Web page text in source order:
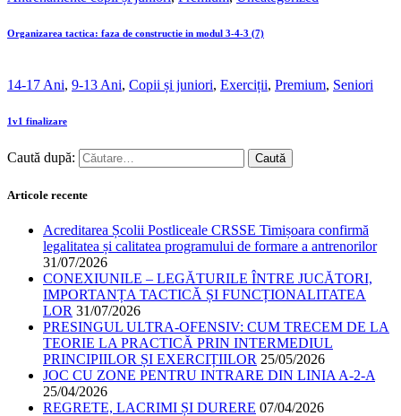
Organizarea tactica: faza de constructie in modul 3-4-3 (7)
14-17 Ani, 9-13 Ani, Copii și juniori, Exerciții, Premium, Seniori
1v1 finalizare
Caută după:
Articole recente
Acreditarea Școlii Postliceale CRSSE Timișoara confirmă
legalitatea și calitatea programului de formare a antrenorilor
31/07/2026
CONEXIUNILE – LEGĂTURILE ÎNTRE JUCĂTORI,
IMPORTANȚA TACTICĂ ȘI FUNCȚIONALITATEA
LOR 31/07/2026
PRESINGUL ULTRA-OFENSIV: CUM TRECEM DE LA
TEORIE LA PRACTICĂ PRIN INTERMEDIUL
PRINCIPIILOR ȘI EXERCIȚIILOR 25/05/2026
JOC CU ZONE PENTRU INTRARE DIN LINIA A-2-A
25/04/2026
REGRETE, LACRIMI ȘI DURERE 07/04/2026